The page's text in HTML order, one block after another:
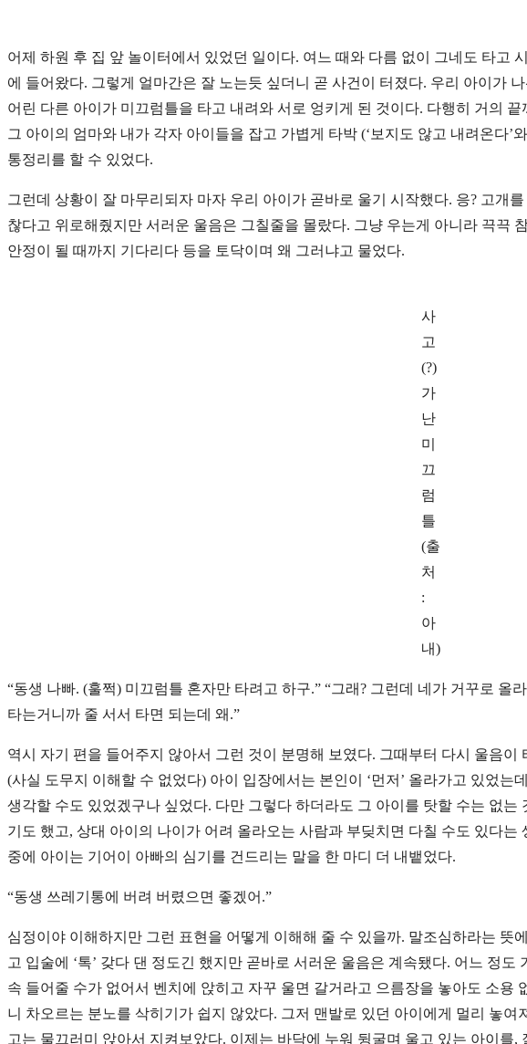
어제 하원 후 집 앞 놀이터에서 있었던 일이다. 여느 때와 다름 없이 그네도 타고
에 들어왔다. 그렇게 얼마간은 잘 노는듯 싶더니 곧 사건이 터졌다. 우리 아이가
어린 다른 아이가 미끄럼틀을 타고 내려와 서로 엉키게 된 것이다. 다행히 거의
그 아이의 엄마와 내가 각자 아이들을 잡고 가볍게 타박 (‘보지도 않고 내려온다’
통정리를 할 수 있었다.
그런데 상황이 잘 마무리되자 마자 우리 아이가 곧바로 울기 시작했다. 응? 고개
찮다고 위로해줬지만 서러운 울음은 그칠줄을 몰랐다. 그냥 우는게 아니라 끅끅
안정이 될 때까지 기다리다 등을 토닥이며 왜 그러냐고 물었다.
사
고
(?)
가
난
미
끄
럼
틀
(출
처
:
아
내)
“동생 나빠. (훌쩍) 미끄럼틀 혼자만 타려고 하구.” “그래? 그런데 네가 거꾸로 올
타는거니까 줄 서서 타면 되는데 왜.”
역시 자기 편을 들어주지 않아서 그런 것이 분명해 보였다. 그때부터 다시 울음
(사실 도무지 이해할 수 없었다) 아이 입장에서는 본인이 ‘먼저’ 올라가고 있었
생각할 수도 있었겠구나 싶었다. 다만 그렇다 하더라도 그 아이를 탓할 수는 없
기도 했고, 상대 아이의 나이가 어려 올라오는 사람과 부딪치면 다칠 수도 있다
중에 아이는 기어이 아빠의 심기를 건드리는 말을 한 마디 더 내뱉었다.
“동생 쓰레기통에 버려 버렸으면 좋겠어.”
심정이야 이해하지만 그런 표현을 어떻게 이해해 줄 수 있을까. 말조심하라는 뜻
고 입술에 ‘톡’ 갖다 댄 정도긴 했지만 곧바로 서러운 울음은 계속됐다. 어느 정
속 들어줄 수가 없어서 벤치에 앉히고 자꾸 울면 갈거라고 으름장을 놓아도 소용
니 차오르는 분노를 삭히기가 쉽지 않았다. 그저 맨발로 있던 아이에게 멀리 놓
고는 물끄러미 앉아서 지켜보았다. 이제는 바닥에 누워 뒹굴며 울고 있는 아이를